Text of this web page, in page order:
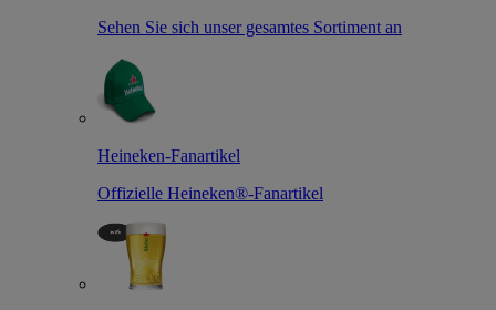
Sehen Sie sich unser gesamtes Sortiment an
Heineken-Fanartikel
Offizielle Heineken®-Fanartikel